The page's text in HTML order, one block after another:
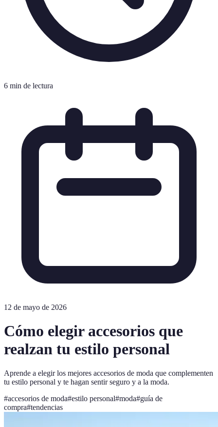
6 min de lectura
12 de mayo de 2026
Cómo elegir accesorios que
realzan tu estilo personal
Aprende a elegir los mejores accesorios de moda que complementen
tu estilo personal y te hagan sentir seguro y a la moda.
#accesorios de moda#estilo personal#moda#guía de
compra#tendencias